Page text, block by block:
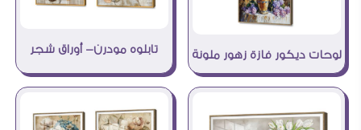
لوحات ديكور فازة زهور ملونة تابلوه مودرن- أوراق شجر